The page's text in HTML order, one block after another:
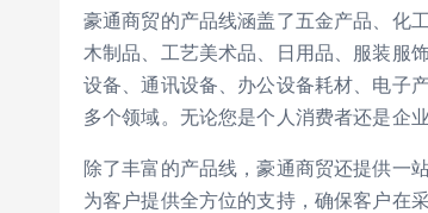
豪通商贸的产品线涵盖了五金产品、化
木制品、工艺美术品、日用品、服装服
设备、通讯设备、办公设备耗材、电子
多个领域。无论您是个人消费者还是企
除了丰富的产品线，豪通商贸还提供一
为客户提供全方位的支持，确保客户在